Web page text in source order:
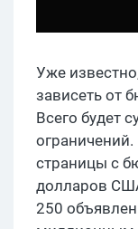
Уже
зависеть от
Всего будет
страницы с
долларов
250